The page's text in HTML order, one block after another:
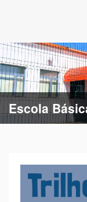
Escola